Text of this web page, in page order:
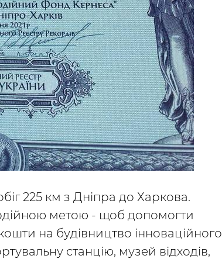
225 км з Дніпра до Харкова.
метою - щоб допомогти
на будівництво інноваційного
станцію, музей відходів,